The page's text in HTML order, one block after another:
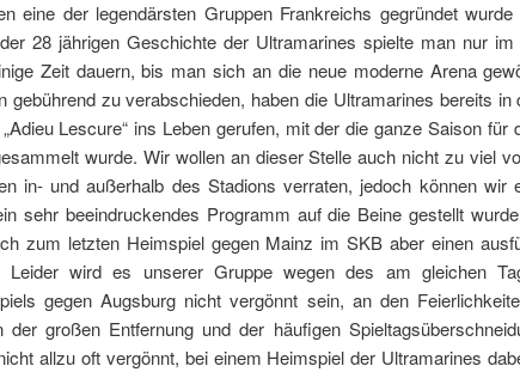
eine der legendärsten Gruppen Frankreichs gegründet
28 jährigen Geschichte der Ultramarines spielte man nur
Zeit dauern, bis man sich an die neue moderne Arena
gebührend zu verabschieden, haben die Ultramarines bereits in
Lescure“ ins Leben gerufen, mit der die ganze Saison für
wurde. Wir wollen an dieser Stelle auch nicht zu viel
in- und außerhalb des Stadions verraten, jedoch können wir
sehr beeindruckendes Programm auf die Beine gestellt
zum letzten Heimspiel gegen Mainz im SKB aber einen
Leider wird es unserer Gruppe wegen des am gleichen
gegen Augsburg nicht vergönnt sein, an den
der großen Entfernung und der häufigen
allzu oft vergönnt, bei einem Heimspiel der Ultramarines